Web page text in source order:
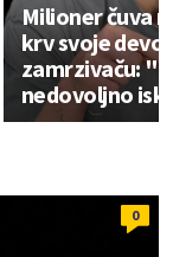
Milioner čuva
krv svoje
zamrzivaču:
nedovoljno
0